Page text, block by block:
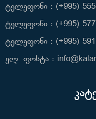
ტელეფონი : (+995)
ტელეფონი : (+995)
ტელეფონი : (+995) 591
ელ. ფოსტა :